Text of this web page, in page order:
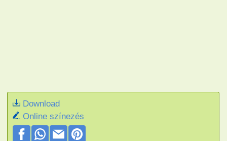
Download
Online színezés